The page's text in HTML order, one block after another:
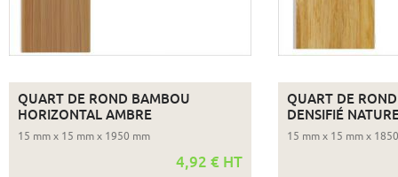
QUART DE ROND BAMBOU
HORIZONTAL AMBRE
15 mm x 15 mm x 1950 mm
4,92 € HT
QUART DE
DENSIFIÉ
15 mm x 15 mm x